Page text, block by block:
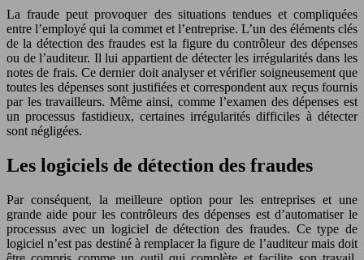
La fraude peut provoquer des situations tendues et compliquées
entre l’employé qui la commet et l’entreprise. L’un des éléments clés
de la détection des fraudes est la figure du contrôleur des dépenses
ou de l’auditeur. Il lui appartient de détecter les irrégularités dans les
notes de frais. Ce dernier doit analyser et vérifier soigneusement que
toutes les dépenses sont justifiées et correspondent aux reçus fournis
par les travailleurs. Même ainsi, comme l’examen des dépenses est
un processus fastidieux, certaines irrégularités difficiles à détecter
sont négligées.
Les logiciels de détection des fraudes
Par conséquent, la meilleure option pour les entreprises et une
grande aide pour les contrôleurs des dépenses est d’automatiser le
processus avec un logiciel de détection des fraudes. Ce type de
logiciel n’est pas destiné à remplacer la figure de l’auditeur mais doit